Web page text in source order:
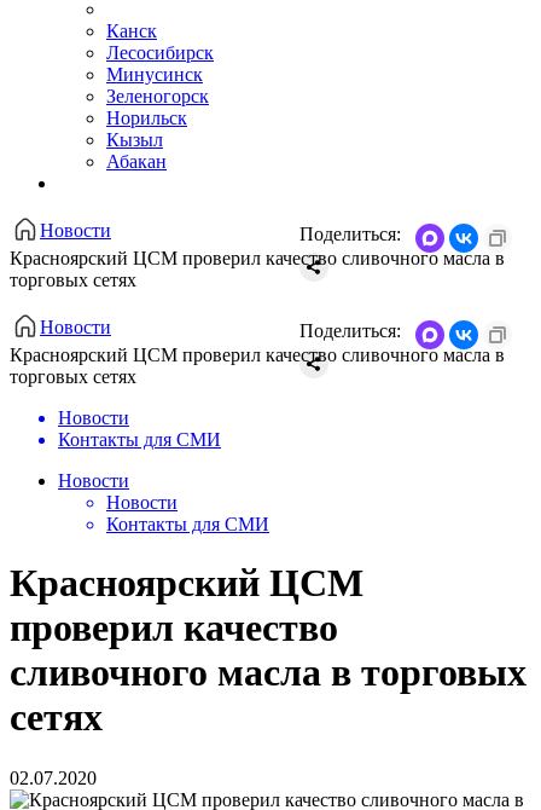
Канск
Лесосибирск
Минусинск
Зеленогорск
Норильск
Кызыл
Абакан
Новости
​Красноярский ЦСМ проверил качество сливочного масла в
торговых сетях
Поделиться:
Новости
​Красноярский ЦСМ проверил качество сливочного масла в
торговых сетях
Поделиться:
Новости
Контакты для СМИ
Новости
Новости
Контакты для СМИ
​Красноярский ЦСМ
проверил качество
сливочного масла в торговых
сетях
02.07.2020